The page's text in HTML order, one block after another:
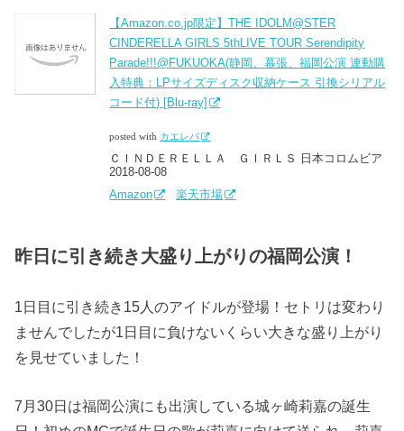
【Amazon.co.jp限定】THE IDOLM@STER
CINDERELLA GIRLS 5thLIVE TOUR Serendipity
Parade!!!@FUKUOKA(静岡、幕張、福岡公演 連動購
入特典：LPサイズディスク収納ケース 引換シリアル
コード付) [Blu-ray]
posted with カエレバ
ＣＩＮＤＥＲＥＬＬＡ ＧＩＲＬＳ 日本コロムビア
2018-08-08
Amazon
楽天市場
昨日に引き続き大盛り上がりの福岡公演！
1日目に引き続き15人のアイドルが登場！セトリは変わり
ませんでしたが1日目に負けないくらい大きな盛り上がり
を見せていました！
7月30日は福岡公演にも出演している城ヶ崎莉嘉の誕生